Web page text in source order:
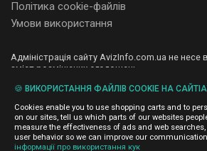
Політика cookie-файлів
Умови використання
Адміністрація сайту AvizInfo.com.ua не несе
зміст розміщених оголошень.
і не продаємо особисту інформацію
AvizInfo.com.ua третім особам. Ми не
конфіденційності сайтів на які
деяких сторінках нашого сайту
Adsense Advertising Network. Щоб дізнатися
правила конфіденційності Google
🍪 ВИКОРИСТАННЯ ФАЙЛІВ COOKIE НА
Cookies enable you to use shopping carts and to
on our sites, tell us which parts of our websites
measure the effectiveness of ads and web
user behavior so we can improve our
інформації про використання кук